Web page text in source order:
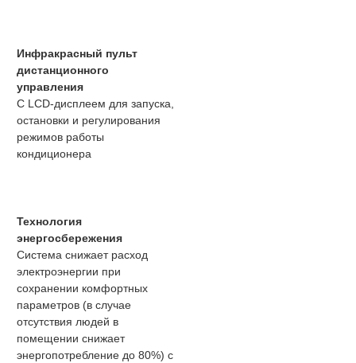
Инфракрасный пульт
дистанционного
управления
С LCD-дисплеем для запуска,
остановки и регулирования
режимов работы
кондиционера
Технология
энергосбережения
Система снижает расход
электроэнергии при
сохранении комфортных
параметров (в случае
отсутствия людей в
помещении снижает
энергопотребление до 80%) с